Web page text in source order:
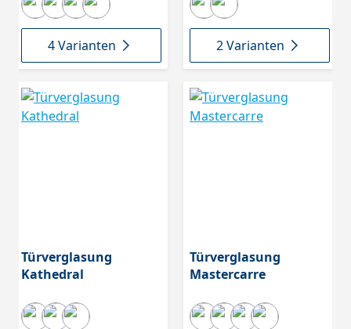
4 Varianten 2 Varianten
Türverglasung
Kathedral
Türverglasung
Mastercarre